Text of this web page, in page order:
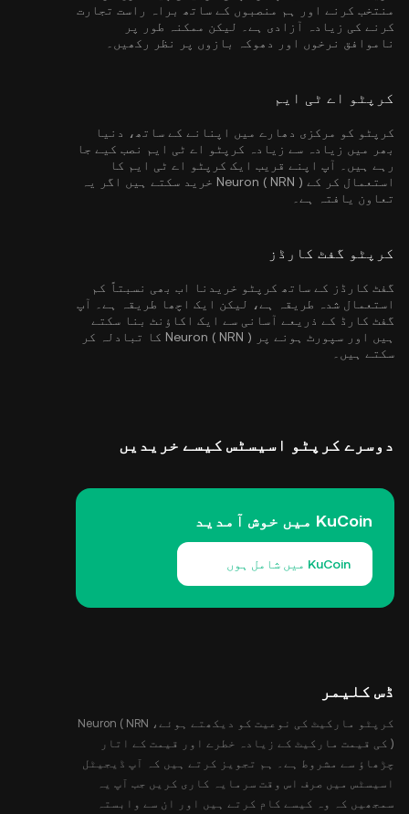
منتخب کرنے اور ہم منصبوں کے ساتھ براہ راست تجارت
کرنے کی زیادہ آزادی ہے۔ لیکن ممکنہ طور پر
ناموافق نرخوں اور دھوکہ بازوں پر نظر رکھیں۔
کرپٹو اے ٹی ایم
کرپٹو کو مرکزی دھارے میں اپنانے کے ساتھ، دنیا
بھر میں زیادہ سے زیادہ کرپٹو اے ٹی ایم نصب کیے جا
رہے ہیں۔ آپ اپنے قریب ایک کرپٹو اے ٹی ایم کا
استعمال کر کے Neuron ( NRN ) خرید سکتے ہیں اگر یہ
تعاون یافتہ ہے۔
کرپٹو گفٹ کارڈز
گفٹ کارڈز کے ساتھ کرپٹو خریدنا اب بھی نسبتاً کم
استعمال شدہ طریقہ ہے، لیکن ایک اچھا طریقہ ہے۔ آپ
گفٹ کارڈ کے ذریعے آسانی سے ایک اکاؤنٹ بنا سکتے
ہیں اور سپورٹ ہونے پر Neuron ( NRN ) کا تبادلہ کر
سکتے ہیں۔
دوسرے کرپٹو اسیسٹس کیسے خریدیں
KuCoin میں خوش آمدید
KuCoin میں شامل ہوں
ڈس کلیمر
کرپٹو مارکیٹ کی نوعیت کو دیکھتے ہوئے، Neuron ( NRN
) کی قیمت مارکیٹ کے زیادہ خطرے اور قیمت کے اتار
چڑھاؤ سے مشروط ہے۔ ہم تجویز کرتے ہیں کہ آپ ڈیجیٹل
اسیسٹس میں صرف اس وقت سرمایہ کاری کریں جب آپ یہ
سمجھیں کہ وہ کیسے کام کرتے ہیں اور ان سے وابستہ